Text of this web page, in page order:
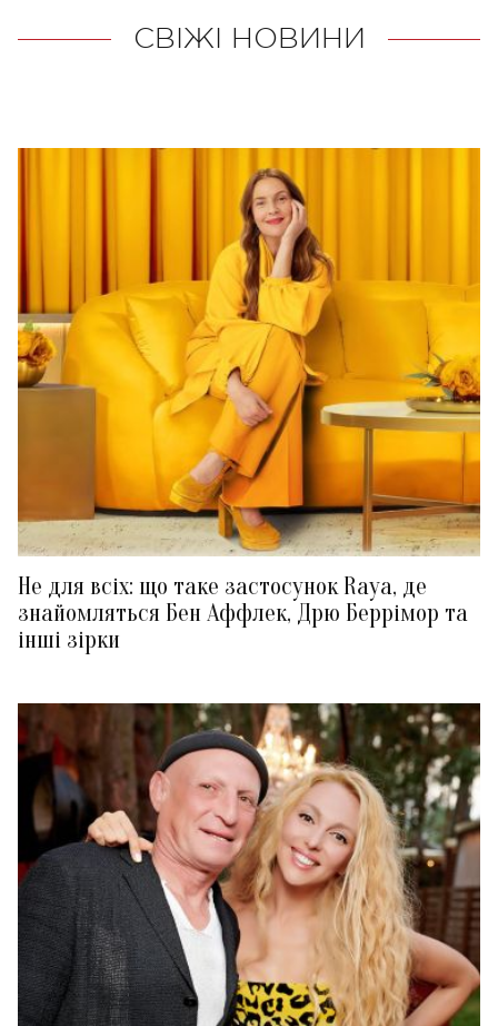
СВІЖІ НОВИНИ
Не для всіх: що таке застосунок Raya, де
знайомляться Бен Аффлек, Дрю Беррімор та
інші зірки